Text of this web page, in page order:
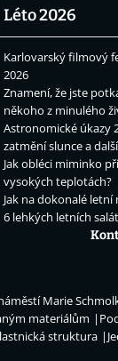
Léto 2026
Karlovarský filmový
2026
Znamení, že jste
někoho z minulého
Astronomické úkazy
zatmění slunce a další
Jak obléci miminko při
vysokých teplotách?
Jak na dokonalé letní
6 lehkých letních
Marie
materiálům
struktura